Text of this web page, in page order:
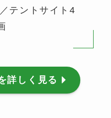
テントサイト4
詳しく見る